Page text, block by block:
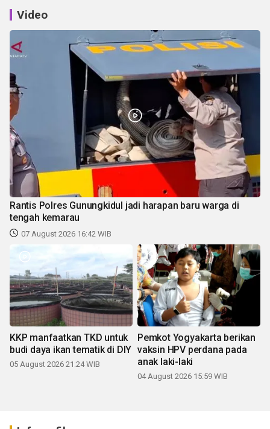
Video
Rantis Polres Gunungkidul jadi harapan baru warga di
tengah kemarau
07 August 2026 16:42 WIB
KKP manfaatkan TKD untuk
budi daya ikan tematik di DIY
05 August 2026 21:24 WIB
Pemkot Yogyakarta berikan
vaksin HPV perdana pada
anak laki-laki
04 August 2026 15:59 WIB